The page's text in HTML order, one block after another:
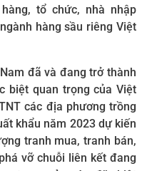
tổ chức, nhà nhập
hàng sầu riêng Việt
đã và đang trở thành
biệt quan trọng của Việt
các địa phương trồng
khẩu năm 2023 dự kiến
tranh mua, tranh bán,
vỡ chuỗi liên kết đang